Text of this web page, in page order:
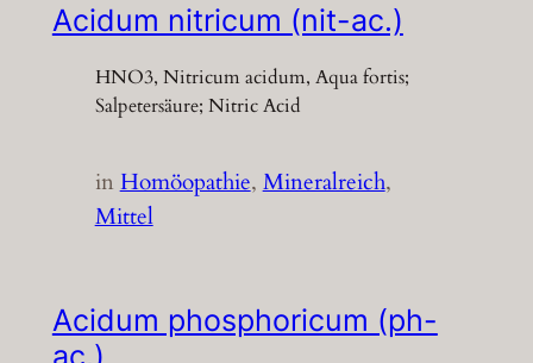
Acidum nitricum (nit-ac.)
HNO3, Nitricum acidum, Aqua fortis;
Salpetersäure; Nitric Acid
inHomöopathie, Mineralreich
Mittel
Acidum phosphoricum (ph-
ac.)